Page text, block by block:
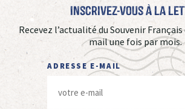
Inscrivez-vous à La
Recevez l’actualité du Souvenir
mail une fois par mois.
ADRESSE E-MAIL